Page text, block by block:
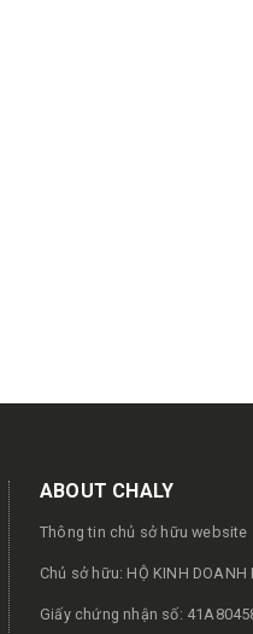
ABOUT CHALY
Thông tin chủ sở hữu website
Chủ sở hữu: HỘ KINH DOANH
Giấy chứng nhận số: